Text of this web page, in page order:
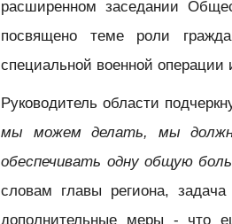
расширенном заседании
посвящено теме роли
специальной военной
Руководитель области
мы можем делать, мы
обеспечивать одну общую
словам главы региона,
дополнительные меры - что